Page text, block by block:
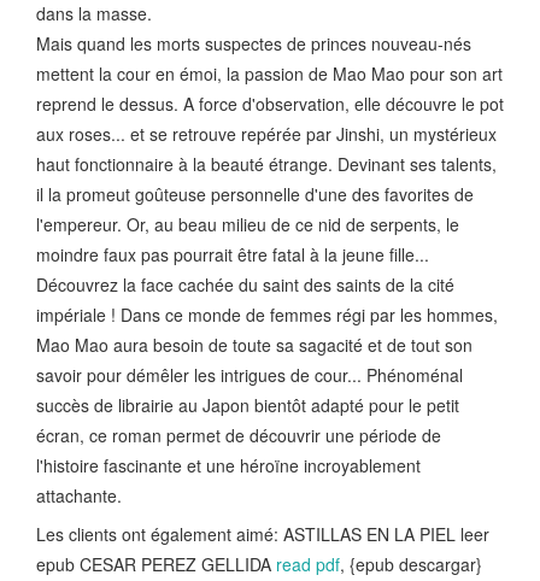
dans la masse.
Mais quand les morts suspectes de princes nouveau-nés
mettent la cour en émoi, la passion de Mao Mao pour son art
reprend le dessus. A force d'observation, elle découvre le pot
aux roses... et se retrouve repérée par Jinshi, un mystérieux
haut fonctionnaire à la beauté étrange. Devinant ses talents,
il la promeut goûteuse personnelle d'une des favorites de
l'empereur. Or, au beau milieu de ce nid de serpents, le
moindre faux pas pourrait être fatal à la jeune fille...
Découvrez la face cachée du saint des saints de la cité
impériale ! Dans ce monde de femmes régi par les hommes,
Mao Mao aura besoin de toute sa sagacité et de tout son
savoir pour démêler les intrigues de cour... Phénoménal
succès de librairie au Japon bientôt adapté pour le petit
écran, ce roman permet de découvrir une période de
l'histoire fascinante et une héroïne incroyablement
attachante.
Les clients ont également aimé: ASTILLAS EN LA PIEL leer
epub CESAR PEREZ GELLIDA read pdf, {epub descargar}